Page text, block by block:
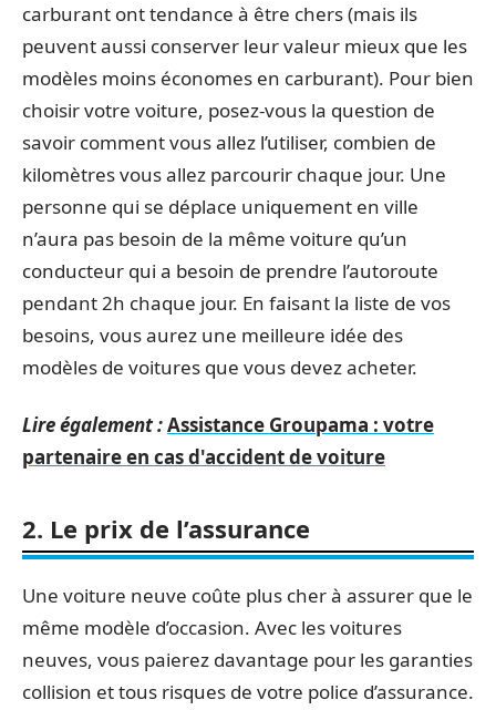
carburant ont tendance à être chers (mais ils
peuvent aussi conserver leur valeur mieux que les
modèles moins économes en carburant). Pour bien
choisir votre voiture, posez-vous la question de
savoir comment vous allez l’utiliser, combien de
kilomètres vous allez parcourir chaque jour. Une
personne qui se déplace uniquement en ville
n’aura pas besoin de la même voiture qu’un
conducteur qui a besoin de prendre l’autoroute
pendant 2h chaque jour. En faisant la liste de vos
besoins, vous aurez une meilleure idée des
modèles de voitures que vous devez acheter.
Lire également :Assistance Groupama : votre
partenaire en cas d'accident de voiture
2. Le prix de l’assurance
Une voiture neuve coûte plus cher à assurer que le
même modèle d’occasion. Avec les voitures
neuves, vous paierez davantage pour les garanties
collision et tous risques de votre police d’assurance.